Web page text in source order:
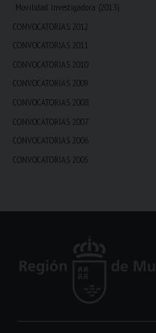
Movilidad Investigadora (2013)
CONVOCATORIAS 2012
CONVOCATORIAS 2011
CONVOCATORIAS 2010
CONVOCATORIAS 2009
CONVOCATORIAS 2008
CONVOCATORIAS 2007
CONVOCATORIAS 2006
CONVOCATORIAS 2005